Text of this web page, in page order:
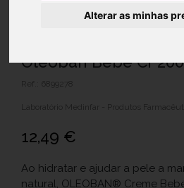
Alterar as minhas
Oleoban Bebe Cr
Ref.: 6899278
Laboratório Medinfar - Produtos
12,49 €
Ao hidratar e ajudar a pele a
natural, OLEOBAN® Creme